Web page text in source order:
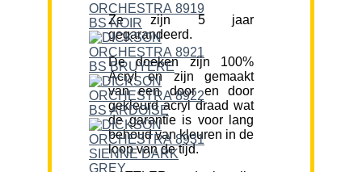
Ze zijn 5 jaar
gegarandeerd.
De doeken zijn 100%
Acryl en zijn gemaakt
van een door en door
gekleurd acryl draad wat
de garantie is voor lang
behoud van kleuren in de
loop van de tijd.